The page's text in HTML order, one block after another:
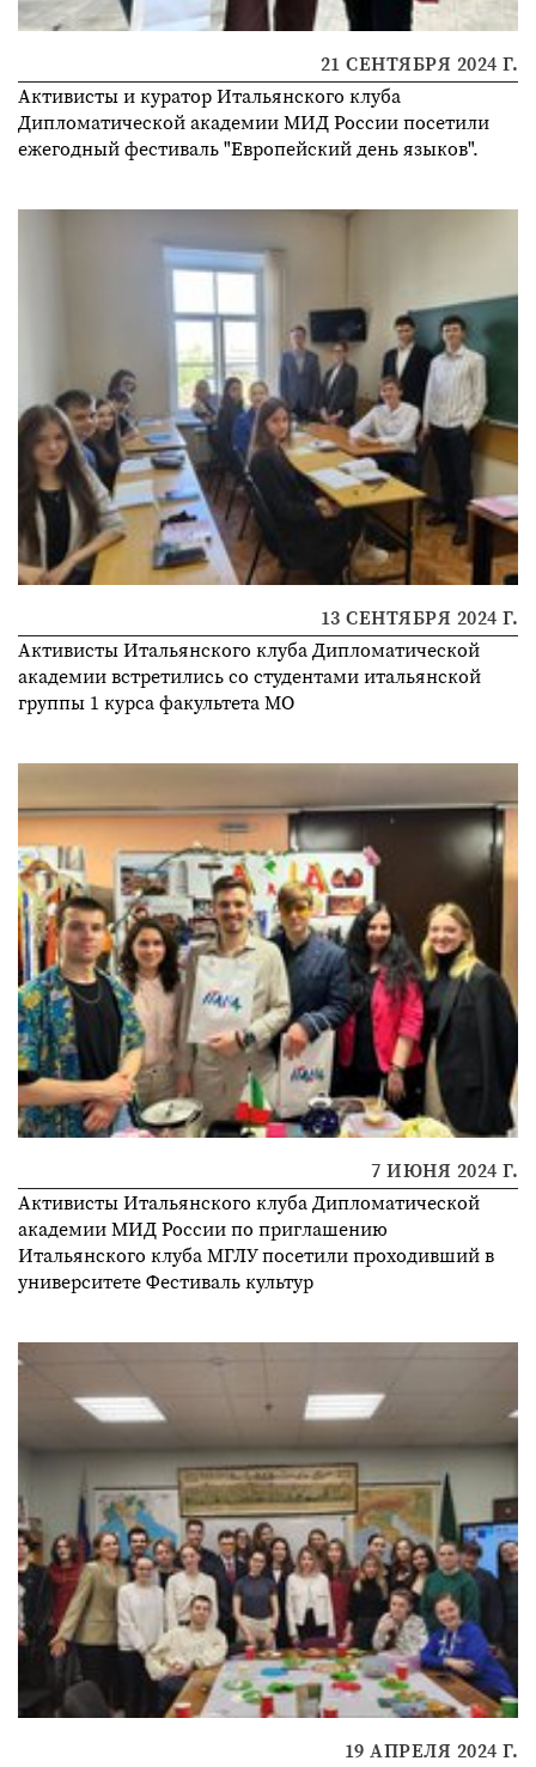
21 СЕНТЯБРЯ 2024 Г.
Активисты и куратор Итальянского клуба
Дипломатической академии МИД России посетили
ежегодный фестиваль "Европейский день языков".
13 СЕНТЯБРЯ 2024 Г.
Активисты Итальянского клуба Дипломатической
академии встретились со студентами итальянской
группы 1 курса факультета МО
7 ИЮНЯ 2024 Г.
Активисты Итальянского клуба Дипломатической
академии МИД России по приглашению
Итальянского клуба МГЛУ посетили проходивший в
университете Фестиваль культур
19 АПРЕЛЯ 2024 Г.